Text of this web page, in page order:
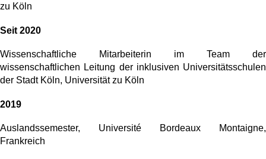
zu Köln
Seit 2020
Wissenschaftliche Mitarbeiterin im Team der
wissenschaftlichen Leitung der inklusiven Universitätsschulen
der Stadt Köln, Universität zu Köln
2019
Auslandssemester, Université Bordeaux Montaigne,
Frankreich